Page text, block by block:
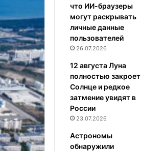
что ИИ-браузеры
могут раскрывать
личные данные
пользователей
26.07.2026
12 августа Луна
полностью закроет
Солнце и редкое
затмение увидят в
России
23.07.2026
Астрономы
обнаружили